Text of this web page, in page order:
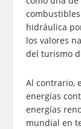
hidráulica
los valores
del turismo
Al contrario,
energías
energías
mundial en